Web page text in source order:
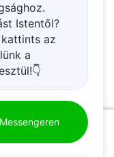
attól, hogy
hogy őket illeti-
és
Isten
vagy van
amelyeket
Istentől?
az
a
Kilencedik tétel: Csak azért teszik a kötelességüket, hogy megkülönböztessék magukat, és saját érdekeiket és ambícióikat táplálják; soha nem veszik figyelembe Isten házának érdekeit, sőt el is árulják ezeket az érdekeket, személyes dicsőségre cserélve őket (Negyedik rész)